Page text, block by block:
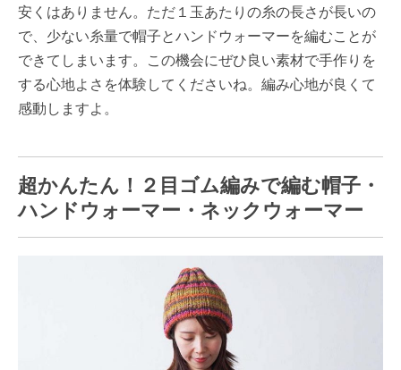
安くはありません。ただ１玉あたりの糸の長さが長いの
で、少ない糸量で帽子とハンドウォーマーを編むことが
できてしまいます。この機会にぜひ良い素材で手作りを
する心地よさを体験してくださいね。編み心地が良くて
感動しますよ。
超かんたん！２目ゴム編みで編む帽子・
ハンドウォーマー・ネックウォーマー